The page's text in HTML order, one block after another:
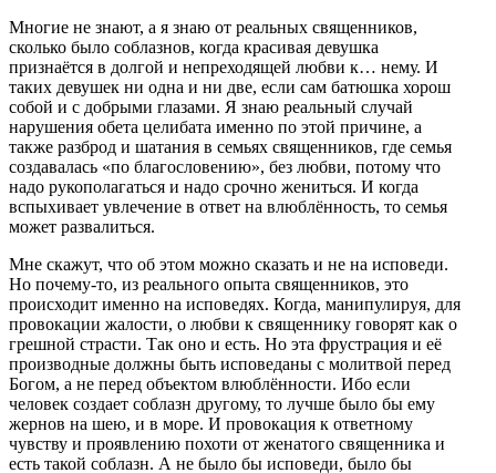
Многие не знают, а я знаю от реальных священников,
сколько было соблазнов, когда красивая девушка
признаётся в долгой и непреходящей любви к… нему. И
таких девушек ни одна и ни две, если сам батюшка хорош
собой и с добрыми глазами. Я знаю реальный случай
нарушения обета целибата именно по этой причине, а
также разброд и шатания в семьях священников, где семья
создавалась «по благословению», без любви, потому что
надо рукополагаться и надо срочно жениться. И когда
вспыхивает увлечение в ответ на влюблённость, то семья
может развалиться.
Мне скажут, что об этом можно сказать и не на исповеди.
Но почему-то, из реального опыта священников, это
происходит именно на исповедях. Когда, манипулируя, для
провокации жалости, о любви к священнику говорят как о
грешной страсти. Так оно и есть. Но эта фрустрация и её
производные должны быть исповеданы с молитвой перед
Богом, а не перед объектом влюблённости. Ибо если
человек создает соблазн другому, то лучше было бы ему
жернов на шею, и в море. И провокация к ответному
чувству и проявлению похоти от женатого священника и
есть такой соблазн. А не было бы исповеди, было бы